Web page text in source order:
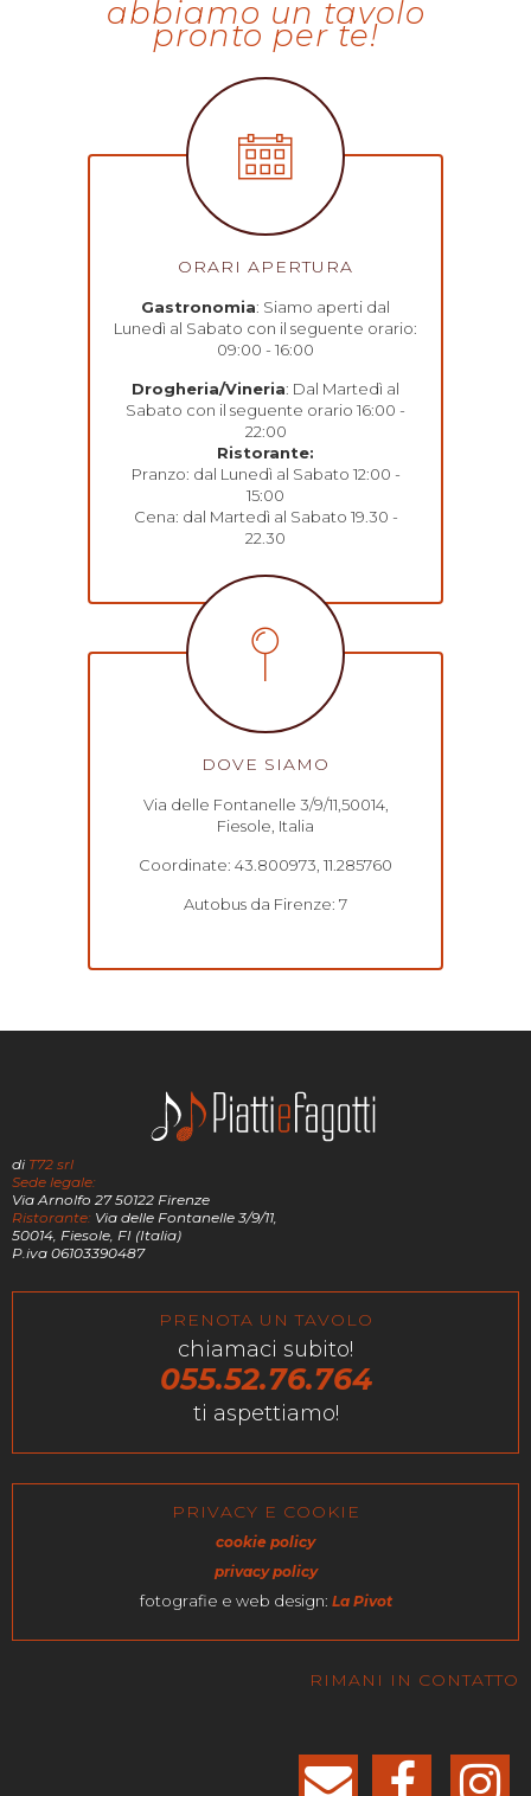
abbiamo un tavolo
pronto per te!
ORARI APERTURA
Gastronomia: Siamo aperti dal
Lunedì al Sabato con il seguente orario:
09:00 - 16:00
Drogheria/Vineria: Dal Martedì al
Sabato con il seguente orario 16:00 -
22:00
Ristorante:
Pranzo: dal Lunedì al Sabato 12:00 -
15:00
Cena: dal Martedì al Sabato 19.30 -
22.30
DOVE SIAMO
Via delle Fontanelle 3/9/11,50014,
Fiesole, Italia
Coordinate: 43.800973, 11.285760
Autobus da Firenze: 7
di T72 srl
Sede legale:
Via Arnolfo 27 50122 Firenze
Ristorante: Via delle Fontanelle 3/9/11,
50014, Fiesole, FI (Italia)
P.iva 06103390487
PRENOTA UN TAVOLO
chiamaci subito!
055.52.76.764
ti aspettiamo!
PRIVACY E COOKIE
cookie policy
privacy policy
fotografie e web design: La Pivot
RIMANI IN CONTATTO